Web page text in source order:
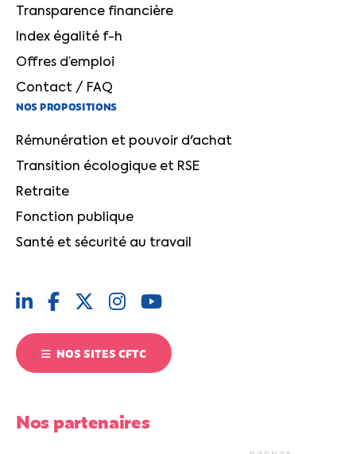
Transparence financière
Index égalité f-h
Offres d’emploi
Contact / FAQ
NOS PROPOSITIONS
Rémunération et pouvoir d'achat
Transition écologique et RSE
Retraite
Fonction publique
Santé et sécurité au travail
NOS SITES CFTC
Nos partenaires